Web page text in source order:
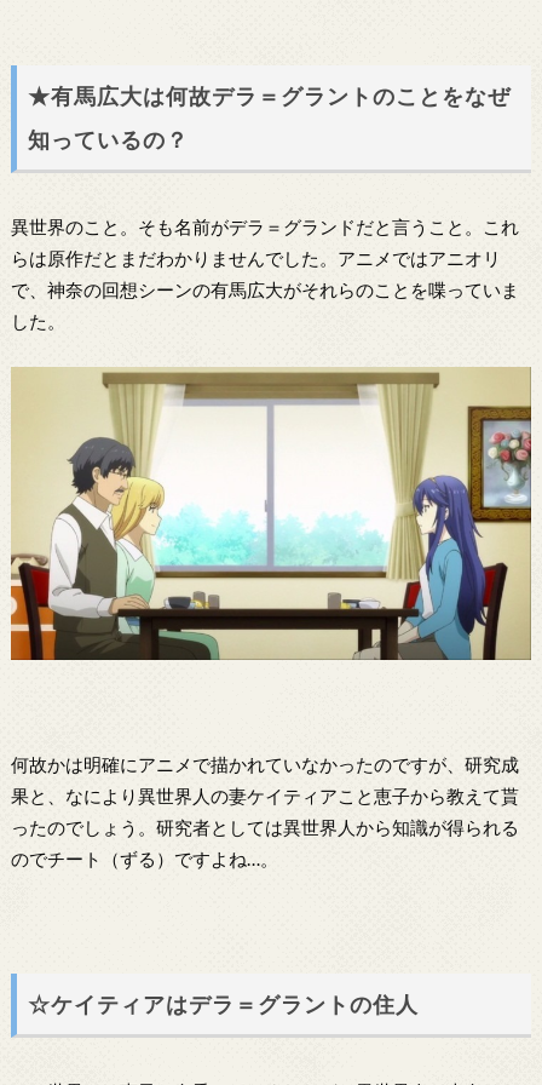
★有馬広大は何故デラ＝グラントのことをなぜ
知っているの？
異世界のこと。そも名前がデラ＝グランドだと言うこと。これ
らは原作だとまだわかりませんでした。アニメではアニオリ
で、神奈の回想シーンの有馬広大がそれらのことを喋っていま
した。
何故かは明確にアニメで描かれていなかったのですが、研究成
果と、なにより異世界人の妻ケイティアこと恵子から教えて貰
ったのでしょう。研究者としては異世界人から知識が得られる
のでチート（ずる）ですよね…。
☆ケイティアはデラ＝グラントの住人